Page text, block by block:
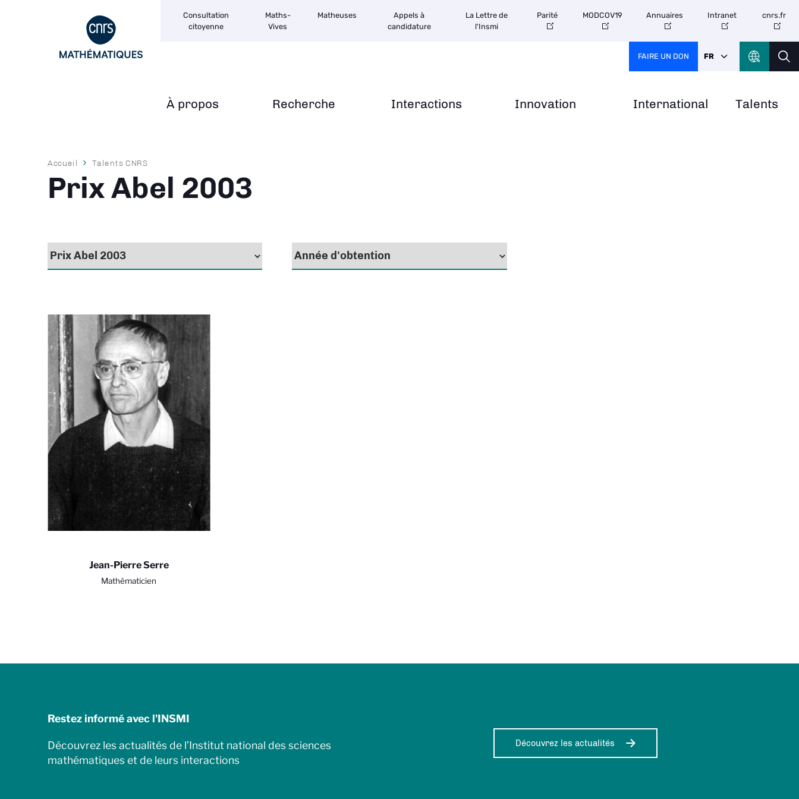
Navigation
À propos Recherche Interactions Innovation International Talents
secondaire
Consultation
citoyenne
Maths-
Vives
Matheuses
Appels à
candidature
La Lettre de
l'Insmi
Parité MODCOV19 Annuaires Intranet cnrs.fr
FAIRE UN DON FR
Fil
d'Ariane
Accueil Talents CNRS
Prix Abel 2003
Jean-Pierre Serre
Mathématicien
Restez informé avec l'INSMI
Découvrez les actualités de l’Institut national des sciences
mathématiques et de leurs interactions
Découvrez les actualités